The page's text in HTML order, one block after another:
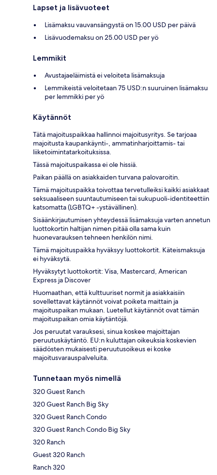
Lapset ja lisävuoteet
Lisämaksu vauvansängystä on 15.00 USD per päivä
Lisävuodemaksu on 25.00 USD per yö
Lemmikit
Avustajaeläimistä ei veloiteta lisämaksuja
Lemmikeistä veloitetaan 75 USD:n suuruinen lisämaksu
per lemmikki per yö
Käytännöt
Tätä majoituspaikkaa hallinnoi majoitusyritys. Se tarjoaa
majoitusta kaupankäynti-, ammatinharjoittamis- tai
liiketoimintatarkoituksissa.
Tässä majoituspaikassa ei ole hissiä.
Paikan päällä on asiakkaiden turvana palovaroitin.
Tämä majoituspaikka toivottaa tervetulleiksi kaikki asiakkaat
seksuaaliseen suuntautumiseen tai sukupuoli-identiteettiin
katsomatta (LGBTQ+ -ystävällinen).
Sisäänkirjautumisen yhteydessä lisämaksuja varten annetun
luottokortin haltijan nimen pitää olla sama kuin
huonevarauksen tehneen henkilön nimi.
Tämä majoituspaikka hyväksyy luottokortit. Käteismaksuja
ei hyväksytä.
Hyväksytyt luottokortit: Visa, Mastercard, American
Express ja Discover
Huomaathan, että kulttuuriset normit ja asiakkaisiin
sovellettavat käytännöt voivat poiketa maittain ja
majoituspaikan mukaan. Luetellut käytännöt ovat tämän
majoituspaikan omia käytäntöjä.
Jos peruutat varauksesi, sinua koskee majoittajan
peruutuskäytäntö. EU:n kuluttajan oikeuksia koskevien
säädösten mukaisesti peruutusoikeus ei koske
majoitusvarauspalveluita.
Tunnetaan myös nimellä
320 Guest Ranch
320 Guest Ranch Big Sky
320 Guest Ranch Condo
320 Guest Ranch Condo Big Sky
320 Ranch
Guest 320 Ranch
Ranch 320